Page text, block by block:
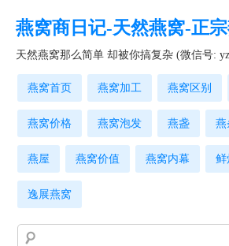
燕窝商日记-天然燕窝-正
天然燕窝那么简单 却被你搞复杂 (微信号:
燕窝首页 燕窝加工 燕窝区别
燕窝价格 燕窝泡发 燕盏 燕
燕屋 燕窝价值 燕窝内幕 鲜
逸展燕窝